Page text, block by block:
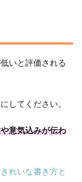
いと評価される
してください。
意気込みが伝わ
れいな書き方と